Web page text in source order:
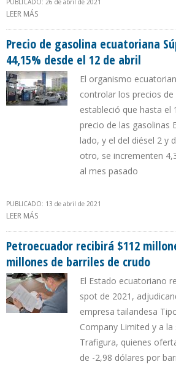
PUBLICADO: 26 de abril de 2021
LEER MÁS
PROPANO Y BUTANO
Precio de gasolina ecuatoriana
44,15% desde el 12 de abril
El organismo
controlar los precios
estableció que hasta el
precio de las gasolinas
lado, y el del diésel 2 y
otro, se incrementen
al mes pasado
PUBLICADO: 13 de abril de 2021
LEER MÁS
Petroecuador recibirá $112
millones de barriles de crudo
El Estado ecuatoriano
spot de 2021,
empresa tailandesa
Company Limited y a la
Trafigura, quienes
de -2,98 dólares por